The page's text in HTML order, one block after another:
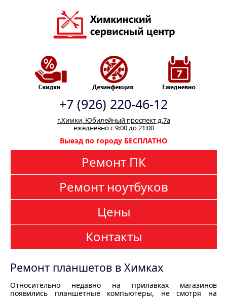
+7 (926) 220-46-12
г.Химки, Юбилейный проспект д.7а
ежедневно с 9:00 до 21:00
Выезд по городу БЕСПЛАТНО
Ремонт ПК
Ремонт ноутбуков
Цены
Контакты
Ремонт планшетов в Химках
Относительно недавно на прилавках магазинов
появились планшетные компьютеры, не смотря на